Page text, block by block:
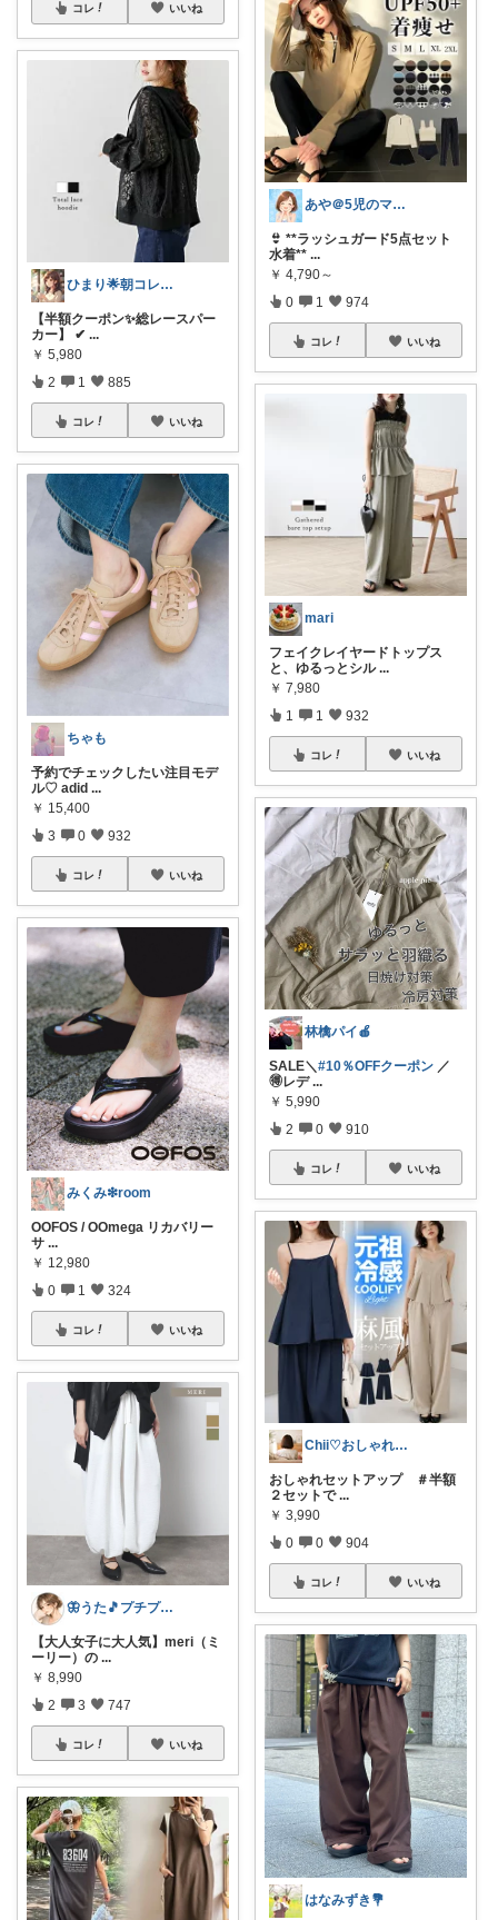
コレ いいね
ひまり🌟朝コレ💡いつも感謝💓
【半額クーポン✨総レースパー
カー】 ✔ ...
￥ 5,980
2 1 885
コレ いいね
ちゃも
予約でチェックしたい注目モデ
ル♡ adid ...
￥ 15,400
3 0 932
コレ いいね
みくみ❇room
OOFOS / OOmega リカバリー
サ ...
￥ 12,980
0 1 324
コレ いいね
🦋うた🎵プチプラでも妥協したくない
【大人女子に大人気】meri（ミ
ーリー）の ...
￥ 8,990
2 3 747
コレ いいね
あや＠5児のママでもオシャレしたい‼︎
👙 **ラッシュガード5点セット
水着** ...
￥ 4,790～
0 1 974
コレ いいね
mari
フェイクレイヤードトップス
と、ゆるっとシル ...
￥ 7,980
1 1 932
コレ いいね
林檎パイ🍎
SALE＼#10％OFFクーポン ／
🉐レデ ...
￥ 5,990
2 0 910
コレ いいね
Chii♡おしゃれで可愛いもの
おしゃれセットアップ ＃半額
２セットで...
￥ 3,990
0 0 904
コレ いいね
はなみずき💐